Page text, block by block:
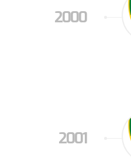
2000
2001